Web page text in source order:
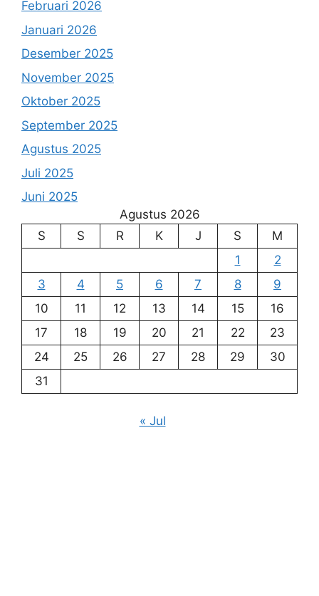
Februari 2026
Januari 2026
Desember 2025
November 2025
Oktober 2025
September 2025
Agustus 2025
Juli 2025
Juni 2025
Agustus 2026
S
S R K J S
M
1
2
3
4 5 6 7 8
9
10
11 12 13 14 15
16
17
18 19 20 21 22
23
24
25 26 27 28 29
30
31
« Jul